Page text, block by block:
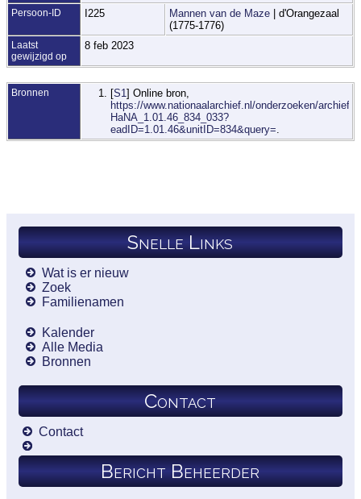
Persoon-ID I225 Mannen van de Maze | d'Orangezaal
(1775-1776)
Laatst
gewijzigd op
8 feb 2023
Bronnen [S1 ] Online bron,
https://www.nationaalarchief.nl/onderzoeken/archief/
HaNA_1.01.46_834_033?
eadID=1.01.46&unitID=834&query=
Snelle Links
Wat is er nieuw
Zoek
Familienamen
Kalender
Alle Media
Bronnen
Contact
Contact
Bericht Beheerder